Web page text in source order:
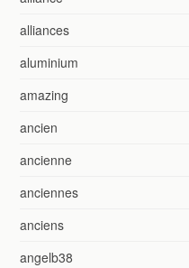
alliances
aluminium
amazing
ancien
ancienne
anciennes
anciens
angelb38